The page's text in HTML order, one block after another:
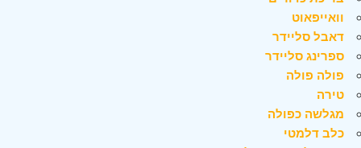
וואייפאוט
דאבל סליידר
ספרינג סליידר
פולה פולה
טירה
מגלשה כפולה
כלב דלמטי